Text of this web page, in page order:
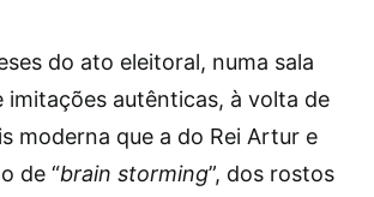
do ato eleitoral, numa sala
imitações autênticas, à volta de
moderna que a do Rei Artur e
de “brain storming”, dos rostos